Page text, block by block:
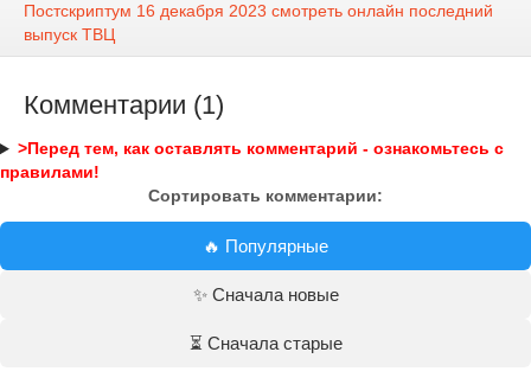
Постскриптум 16 декабря 2023 смотреть онлайн последний
выпуск ТВЦ
Комментарии (1)
>Перед тем, как оставлять комментарий - ознакомьтесь с
правилами!
Сортировать комментарии:
🔥 Популярные
✨ Сначала новые
⏳ Сначала старые